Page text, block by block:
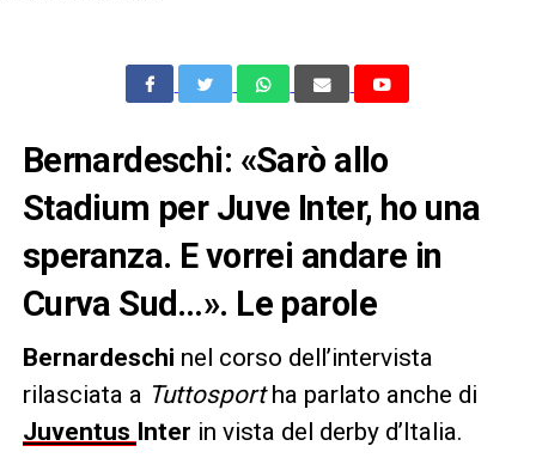
Bernardeschi: «Sarò allo
Stadium per Juve Inter, ho una
speranza. E vorrei andare in
Curva Sud…». Le parole
Bernardeschi nel corso dell’intervista
rilasciata a Tuttosportha parlato anche di
Juventus Inter in vista del derby d’Italia.